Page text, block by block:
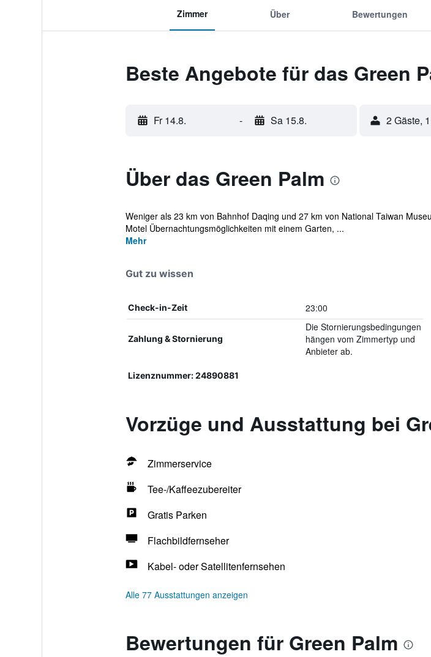
Zimmer Über Bewertungen
Beste Angebote für das Green
Fr 14.8. - Sa 15.8. 2 Gäste,
Über das Green Palm
Weniger als 23 km von Bahnhof Daqing und 27 km von National Taiwan
Motel Übernachtungsmöglichkeiten mit einem Garten, ...
Mehr
Gut zu wissen
Check-in-Zeit 23:00
Zahlung & Stornierung
Die Stornierungsbedingungen
hängen vom Zimmertyp und
Anbieter ab.
Lizenznummer: 24890881
Vorzüge und Ausstattung bei
Zimmerservice
Tee-/Kaffeezubereiter
Gratis Parken
Flachbildfernseher
Kabel- oder Satellitenfernsehen
Alle 77 Ausstattungen anzeigen
Bewertungen für Green Palm